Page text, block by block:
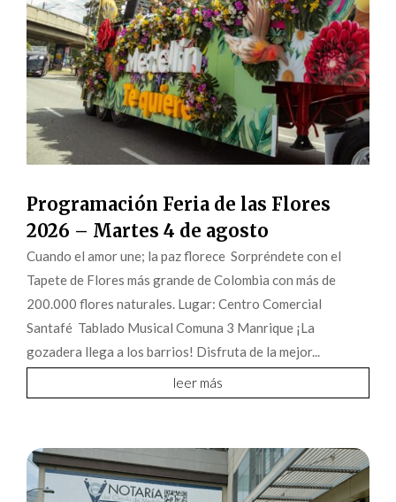
Programación Feria de las Flores
2026 – Martes 4 de agosto
Cuando el amor une; la paz florece Sorpréndete con el
Tapete de Flores más grande de Colombia con más de
200.000 flores naturales. Lugar: Centro Comercial
Santafé Tablado Musical Comuna 3 Manrique ¡La
gozadera llega a los barrios! Disfruta de la mejor...
leer más